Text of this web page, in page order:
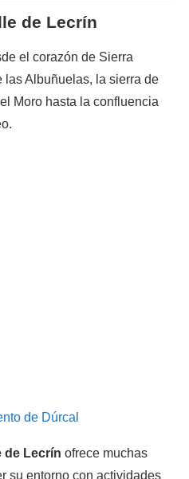
de Lecrín
el corazón de Sierra
las Albuñuelas, la sierra de
Moro hasta la confluencia
de Dúrcal
de Lecrín ofrece muchas
su entorno con actividades